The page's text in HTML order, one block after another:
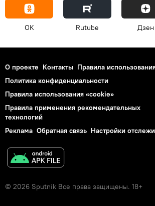
OK Rutube Дзен
О проекте Контакты Правила
Политика конфиденциальности
Правила использования «cookie»
Правила применения рекомендательных
технологий
Реклама Обратная связь Настройки
© 2026 Sputnik Все права защищены. 18+